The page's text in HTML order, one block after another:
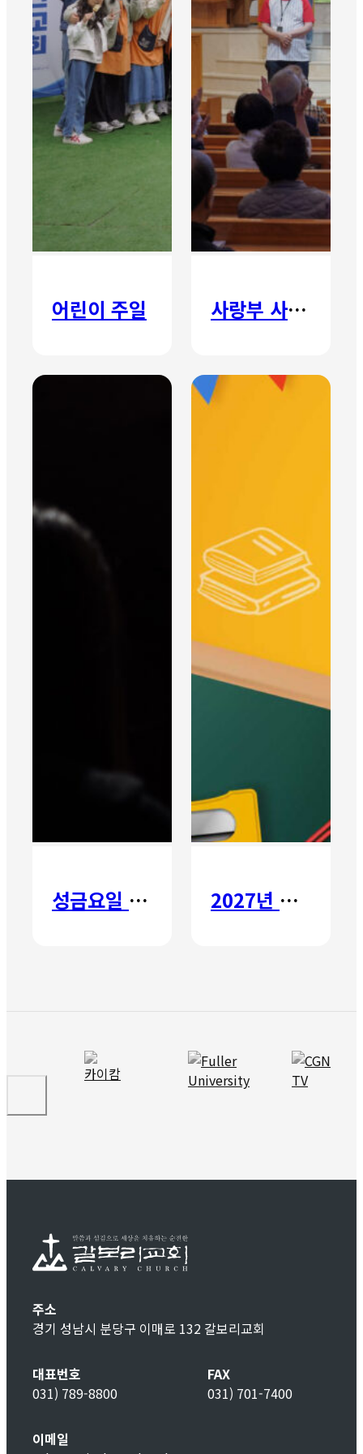
어린이 주일 사랑부 사랑주일
성금요일 칸타타 2027년 갈보리 어학원 유치부 신입생 모집
주소
경기 성남시 분당구 이매로 132 갈보리교회
대표번호
031) 789-8800
FAX
031) 701-7400
이메일